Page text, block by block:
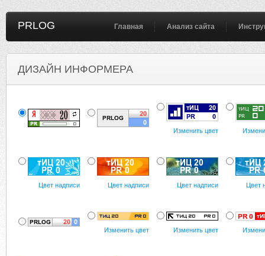
PRLOG Главная Анализ сайта
ДИЗАЙН ИНФОРМЕРА
Изменить цвет
Цвет надписи Цвет надписи Цвет надписи Цвет
Изменить цвет Изменить цвет